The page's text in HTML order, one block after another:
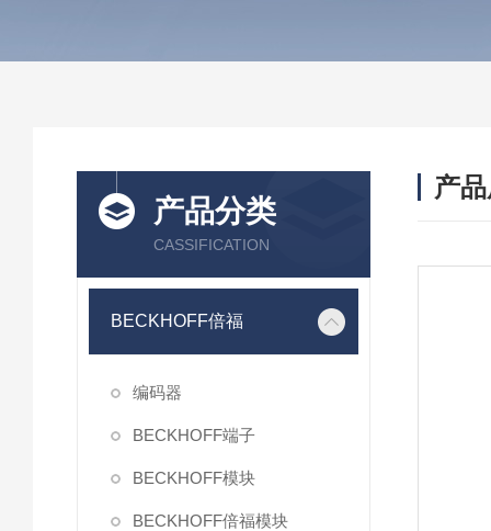
产品分类
CASSIFICATION
BECKHOFF倍福
编码器
BECKHOFF端子
BECKHOFF模块
BECKHOFF倍福模块
产